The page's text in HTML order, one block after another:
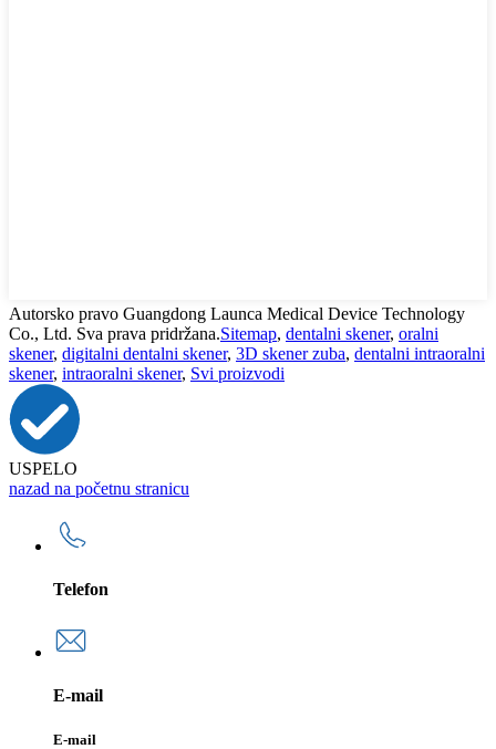
Autorsko pravo Guangdong Launca Medical Device Technology
Co., Ltd. Sva prava pridržana.Sitemap, dentalni skener, oralni
skener, digitalni dentalni skener, 3D skener zuba, dentalni intraoralni
skener, intraoralni skener, Svi proizvodi
USPELO
nazad na početnu stranicu
Telefon
E-mail
E-mail